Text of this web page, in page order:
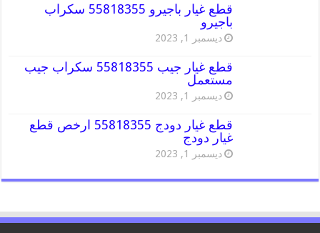
قطع غيار باجيرو 55818355 سكراب
باجيرو
ديسمبر 1, 2023
قطع غيار جيب 55818355 سكراب جيب
مستعمل
ديسمبر 1, 2023
قطع غيار دودج 55818355 ارخص قطع
غيار دودج
ديسمبر 1, 2023